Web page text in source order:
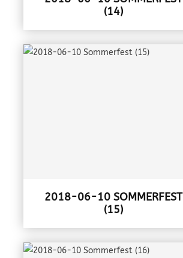
(14)
2018-06-10 SOMMERFEST
(15)